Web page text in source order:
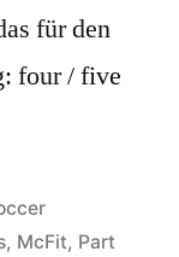
für den
four / five
, McFit, Part